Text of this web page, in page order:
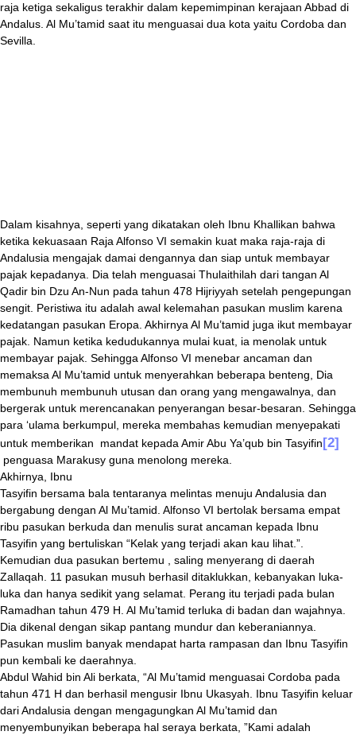
raja ketiga sekaligus terakhir dalam kepemimpinan kerajaan Abbad di
Andalus. Al Mu’tamid saat itu menguasai dua kota yaitu Cordoba dan
Sevilla.
Dalam kisahnya, seperti yang dikatakan oleh Ibnu Khallikan bahwa
ketika kekuasaan Raja Alfonso VI semakin kuat maka raja-raja di
Andalusia mengajak damai dengannya dan siap untuk membayar
pajak kepadanya. Dia telah menguasai Thulaithilah dari tangan Al
Qadir bin Dzu An-Nun pada tahun 478 Hijriyyah setelah pengepungan
sengit. Peristiwa itu adalah awal kelemahan pasukan muslim karena
kedatangan pasukan Eropa. Akhirnya Al Mu’tamid juga ikut membayar
pajak. Namun ketika kedudukannya mulai kuat, ia menolak untuk
membayar pajak. Sehingga Alfonso VI menebar ancaman dan
memaksa Al Mu’tamid untuk menyerahkan beberapa benteng, Dia
membunuh membunuh utusan dan orang yang mengawalnya, dan
bergerak untuk merencanakan penyerangan besar-besaran. Sehingga
para ‘ulama berkumpul, mereka membahas kemudian menyepakati
untuk memberikan mandat kepada Amir Abu Ya’qub bin Tasyifin[2]
penguasa Marakusy guna menolong mereka.
Akhirnya, Ibnu
Tasyifin bersama bala tentaranya melintas menuju Andalusia dan
bergabung dengan Al Mu’tamid. Alfonso VI bertolak bersama empat
ribu pasukan berkuda dan menulis surat ancaman kepada Ibnu
Tasyifin yang bertuliskan “Kelak yang terjadi akan kau lihat.”.
Kemudian dua pasukan bertemu , saling menyerang di daerah
Zallaqah. 11 pasukan musuh berhasil ditaklukkan, kebanyakan luka-
luka dan hanya sedikit yang selamat. Perang itu terjadi pada bulan
Ramadhan tahun 479 H. Al Mu’tamid terluka di badan dan wajahnya.
Dia dikenal dengan sikap pantang mundur dan keberaniannya.
Pasukan muslim banyak mendapat harta rampasan dan Ibnu Tasyifin
pun kembali ke daerahnya.
Abdul Wahid bin Ali berkata, “Al Mu’tamid menguasai Cordoba pada
tahun 471 H dan berhasil mengusir Ibnu Ukasyah. Ibnu Tasyifin keluar
dari Andalusia dengan mengagungkan Al Mu’tamid dan
menyembunyikan beberapa hal seraya berkata, ”Kami adalah